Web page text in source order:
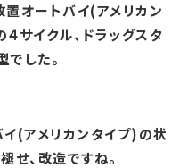
置オートバイ(アメリカン
サイクル、ドラッグスタ
でした。
イ(アメリカンタイプ)の状
せ、改造ですね。